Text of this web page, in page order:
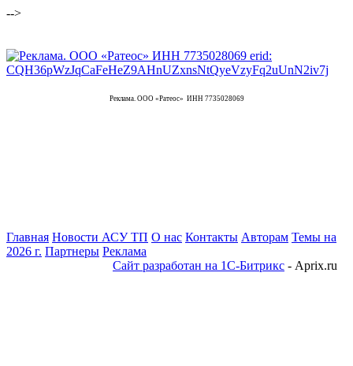
-->
Реклама. ООО «Ратеос» ИНН 7735028069
Главная Новости АСУ ТП О нас Контакты Авторам Темы на
2026 г. Партнеры Реклама
Сайт разработан на 1С-Битрикс - Aprix.ru